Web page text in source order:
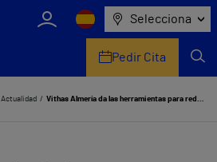
Selecciona
Pedir Cita
Actualidad Vithas Almería da las herramientas para reducir el absentismo laboral